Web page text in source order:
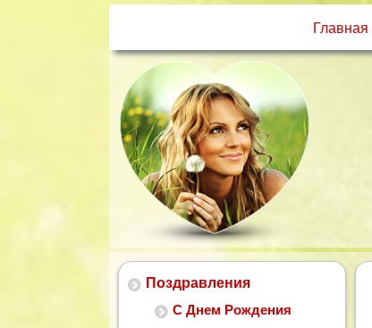
Главная
Поздравления
С Днем Рождения